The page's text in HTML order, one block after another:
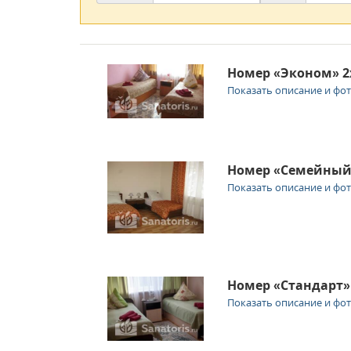
Номер «Эконом»
Показать описание и
Номер
Показать описание и
Номер «Стандарт»
Показать описание и